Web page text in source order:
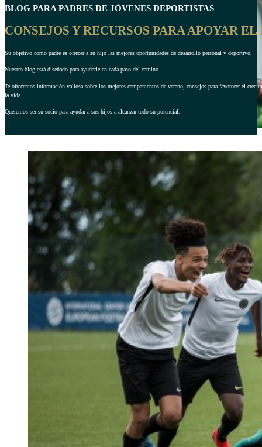
BLOG PARA PADRES DE JÓVENES DEPORTISTAS
CONSEJOS Y RECURSOS PARA APOYAR
Su objetivo como padre es ofrecer a su hijo las mejores oportunidades de desarrollo personal y deportivo.
Nuestro blog está diseñado para ayudarle en cada paso del camino.
Te ofrecemos información valiosa sobre los mejores campamentos de verano, consejos para favorecer el
la vida.
Queremos ser su socio para ayudar a sus hijos a alcanzar todo su potencial.